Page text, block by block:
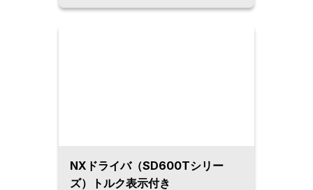
ジナルモータの採用により、高精度制
NXドライバ（SD600Tシリー
ズ）トルク表示付き